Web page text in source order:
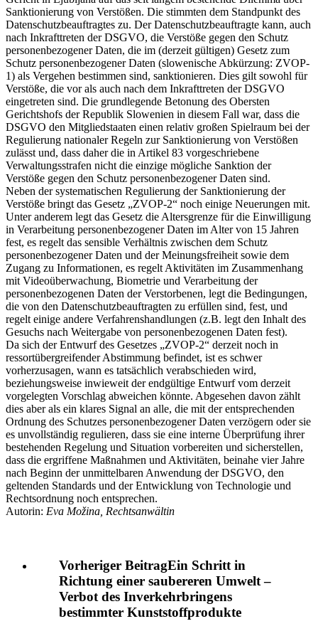
Sanktionierung von Verstößen. Die stimmten dem Standpunkt des
Datenschutzbeauftragtes zu. Der Datenschutzbeauftragte kann, auch
nach Inkrafttreten der DSGVO, die Verstöße gegen den Schutz
personenbezogener Daten, die im (derzeit gültigen) Gesetz zum
Schutz personenbezogener Daten (slowenische Abkürzung: ZVOP-
1) als Vergehen bestimmen sind, sanktionieren. Dies gilt sowohl für
Verstöße, die vor als auch nach dem Inkrafttreten der DSGVO
eingetreten sind. Die grundlegende Betonung des Obersten
Gerichtshofs der Republik Slowenien in diesem Fall war, dass die
DSGVO den Mitgliedstaaten einen relativ großen Spielraum bei der
Regulierung nationaler Regeln zur Sanktionierung von Verstößen
zulässt und, dass daher die in Artikel 83 vorgeschriebene
Verwaltungsstrafen nicht die einzige mögliche Sanktion der
Verstöße gegen den Schutz personenbezogener Daten sind.
Neben der systematischen Regulierung der Sanktionierung der
Verstöße bringt das Gesetz „ZVOP-2“ noch einige Neuerungen mit.
Unter anderem legt das Gesetz die Altersgrenze für die Einwilligung
in Verarbeitung personenbezogener Daten im Alter von 15 Jahren
fest, es regelt das sensible Verhältnis zwischen dem Schutz
personenbezogener Daten und der Meinungsfreiheit sowie dem
Zugang zu Informationen, es regelt Aktivitäten im Zusammenhang
mit Videoüberwachung, Biometrie und Verarbeitung der
personenbezogenen Daten der Verstorbenen, legt die Bedingungen,
die von den Datenschutzbeauftragten zu erfüllen sind, fest, und
regelt einige andere Verfahrenshandlungen (z.B. legt den Inhalt des
Gesuchs nach Weitergabe von personenbezogenen Daten fest).
Da sich der Entwurf des Gesetzes „ZVOP-2“ derzeit noch in
ressortübergreifender Abstimmung befindet, ist es schwer
vorherzusagen, wann es tatsächlich verabschieden wird,
beziehungsweise inwieweit der endgültige Entwurf vom derzeit
vorgelegten Vorschlag abweichen könnte. Abgesehen davon zählt
dies aber als ein klares Signal an alle, die mit der entsprechenden
Ordnung des Schutzes personenbezogener Daten verzögern oder sie
es unvollständig regulieren, dass sie eine interne Überprüfung ihrer
bestehenden Regelung und Situation vorbereiten und sicherstellen,
dass die ergriffene Maßnahmen und Aktivitäten, beinahe vier Jahre
nach Beginn der unmittelbaren Anwendung der DSGVO, den
geltenden Standards und der Entwicklung von Technologie und
Rechtsordnung noch entsprechen.
Autorin: Eva Možina, Rechtsanwältin
Vorheriger BeitragEin Schritt in
Richtung einer saubereren Umwelt –
Verbot des Inverkehrbringens
bestimmter Kunststoffprodukte